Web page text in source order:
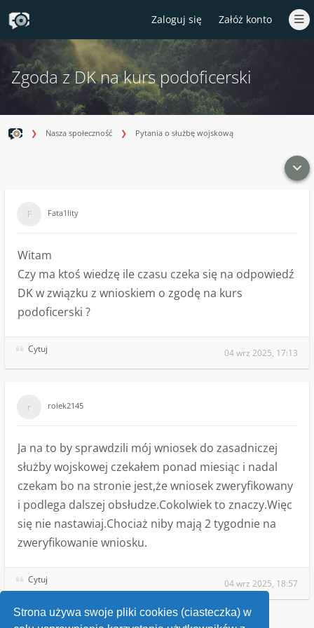
Strona używa swoje pliki cookies (ciasteczka) w
Zaloguj się Załóż konto
Zgoda z DK na kurs podoficerski
Nasza społeczność Pytania o służbę wojskową
Fata1lity
Witam
Czy ma ktoś wiedzę ile czasu czeka się na odpowiedź
DK w związku z wnioskiem o zgodę na kurs
podoficerski ?
Cytuj 04 wrz 2025, 17:13
rolek2145
Ja na to by sprawdzili mój wniosek do zasadniczej
służby wojskowej czekałem ponad miesiąc i nadal
czekam bo na stronie jest,że wniosek zweryfikowany
i podlega dalszej obsłudze.Cokolwiek to znaczy.Więc
się nie nastawiaj.Chociaż niby mają 2 tygodnie na
zweryfikowanie wniosku.
Cytuj 04 wrz 2025, 18:57